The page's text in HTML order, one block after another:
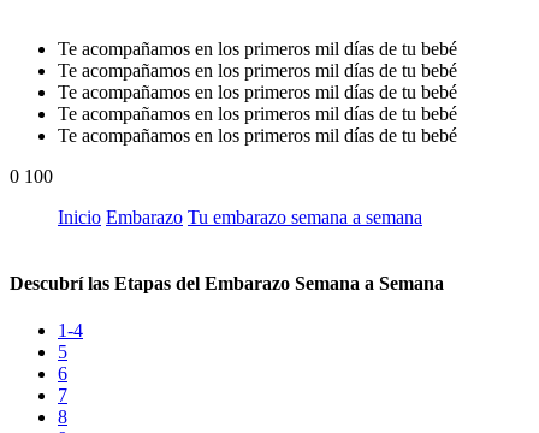
Te acompañamos en los primeros mil días de tu bebé
Te acompañamos en los primeros mil días de tu bebé
Te acompañamos en los primeros mil días de tu bebé
Te acompañamos en los primeros mil días de tu bebé
Te acompañamos en los primeros mil días de tu bebé
0 100
Inicio Embarazo Tu embarazo semana a semana
Descubrí las Etapas del Embarazo Semana a Semana
1-4
5
6
7
8